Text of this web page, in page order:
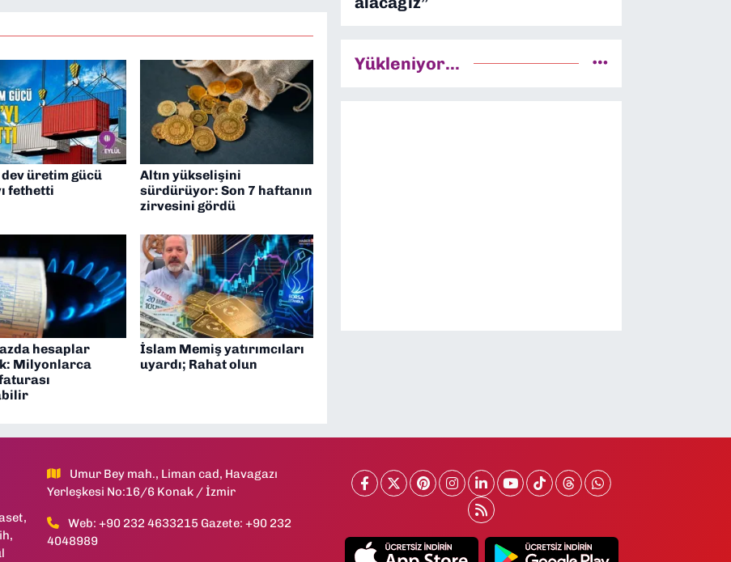
dev üretim gücü
fethetti
Altın yükselişini
sürdürüyor: Son 7 haftanın
zirvesini gördü
hesaplar
Milyonlarca
İslam Memiş yatırımcıları
uyardı; Rahat olun
Yükleniyor...
Umur Bey mah., Liman cad, Havagazı
Yerleşkesi No:16/6 Konak / İzmir
Web: +90 232 4633215 Gazete: +90 232
4048989